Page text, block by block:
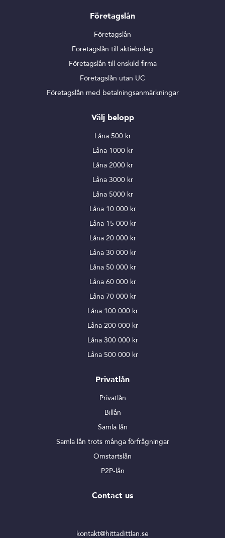
Företagslån
Företagslån
Företagslån till aktiebolag
Företagslån till enskild firma
Företagslån utan UC
Företagslån med betalningsanmärkningar
Välj belopp
Låna 500 kr
Låna 1000 kr
Låna 2000 kr
Låna 3000 kr
Låna 5000 kr
Låna 10 000 kr
Låna 15 000 kr
Låna 20 000 kr
Låna 30 000 kr
Låna 50 000 kr
Låna 60 000 kr
Låna 70 000 kr
Låna 100 000 kr
Låna 200 000 kr
Låna 300 000 kr
Låna 500 000 kr
Privatlån
Privatlån
Billån
Samla lån
Samla lån trots många förfrågningar
Omstartslån
P2P-lån
Contact us
kontakt@hittadittlan.se